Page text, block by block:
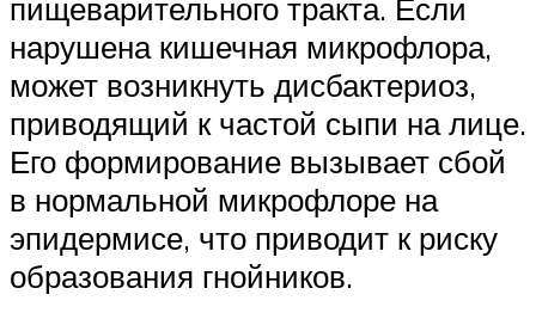
пищеварительного тракта. Если
нарушена кишечная микрофлора,
может возникнуть дисбактериоз,
приводящий к частой сыпи на лице.
Его формирование вызывает сбой
в нормальной микрофлоре на
эпидермисе, что приводит к риску
образования гнойников.